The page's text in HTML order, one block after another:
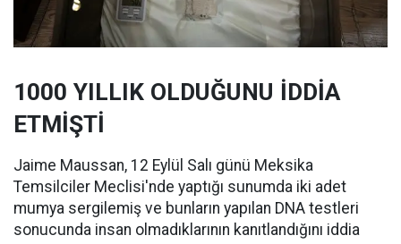
1000 YILLIK OLDUĞUNU İDDİA
ETMİŞTİ
Jaime Maussan, 12 Eylül Salı günü Meksika
Temsilciler Meclisi'nde yaptığı sunumda iki adet
mumya sergilemiş ve bunların yapılan DNA testleri
sonucunda insan olmadıklarının kanıtlandığını iddia